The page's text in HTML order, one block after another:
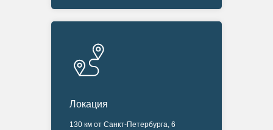
Локация
130 км от Санкт-Петербурга, 6